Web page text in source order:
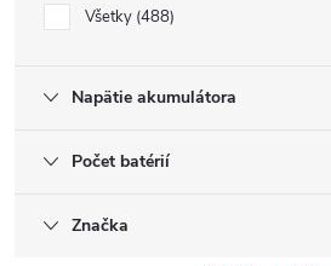
Všetky 488
Napätie akumulátora
Počet batérií
Značka